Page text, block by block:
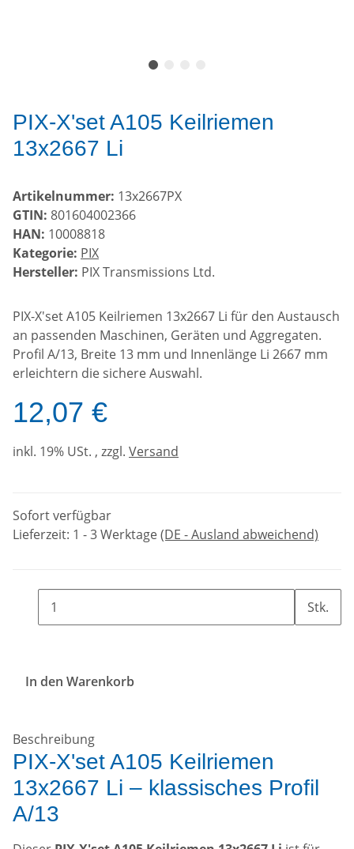
PIX-X'set A105 Keilriemen
13x2667 Li
Artikelnummer: 13x2667PX
GTIN: 801604002366
HAN: 10008818
Kategorie: PIX
Hersteller: PIX Transmissions Ltd.
PIX-X'set A105 Keilriemen 13x2667 Li für den Austausch
an passenden Maschinen, Geräten und Aggregaten.
Profil A/13, Breite 13 mm und Innenlänge Li 2667 mm
erleichtern die sichere Auswahl.
12,07 €
inkl. 19% USt. , zzgl. Versand
Sofort verfügbar
Lieferzeit: 1 - 3 Werktage(DE - Ausland abweichend)
Stk.
In den Warenkorb
Beschreibung
PIX-X'set A105 Keilriemen
13x2667 Li – klassisches Profil
A/13